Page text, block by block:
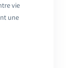
vie
une